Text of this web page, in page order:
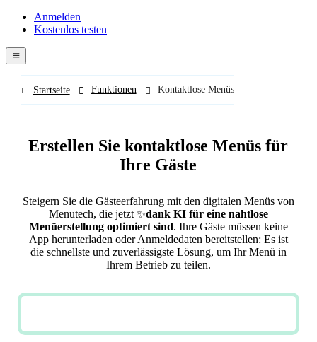
Menutech
navigation
Anmelden
Kostenlos testen
menu
Startseite Funktionen Kontaktlose Menüs
Erstellen Sie kontaktlose Menüs für
Ihre Gäste
Steigern Sie die Gästeerfahrung mit den digitalen Menüs von
Menutech, die jetzt ✨dank KI für eine nahtlose
Menüerstellung optimiert sind. Ihre Gäste müssen keine
App herunterladen oder Anmeldedaten bereitstellen: Es ist
die schnellste und zuverlässigste Lösung, um Ihr Menü in
Ihrem Betrieb zu teilen.